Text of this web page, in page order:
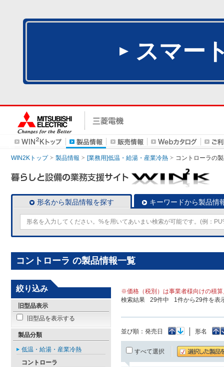
スマー
WIN2Kトップ 製品情報 [業務用]低温・給湯・産業冷熱 コントローラの
形名から製品情報を探す キーワードから製品情
コントローラ の製品情報一覧
※価格（税別）は事業者様向けの積
検索結果
29件中 1件から29件を表
並び順： 発売日 形名
すべて選択
絞り込み
旧型品表示
旧型品を表示する
製品分類
低温・給湯・産業冷熱
コントローラ